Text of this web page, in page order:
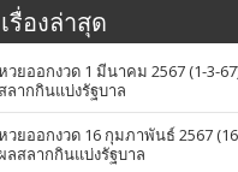
เรื่องล่าสุด
วยออกงวด 1 มีนาคม 2567 (1-3-
ลากกินแบ่งรัฐบาล
วยออกงวด 16 กุมภาพันธ์ 2567
ลสลากกินแบ่งรัฐบาล